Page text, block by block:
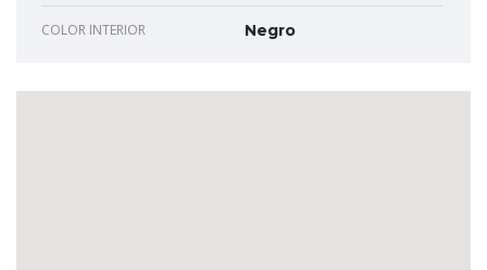
COLOR INTERIOR Negro